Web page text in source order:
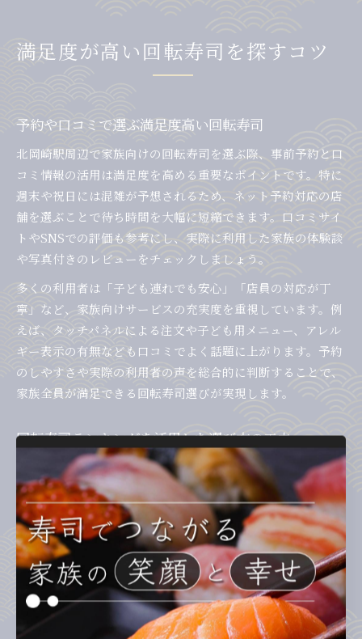
満足度が高い回転寿司を探すコツ
予約や口コミで選ぶ満足度高い回転寿司
北岡崎駅周辺で家族向けの回転寿司を選ぶ際、事前予約と口
コミ情報の活用は満足度を高める重要なポイントです。特に
週末や祝日には混雑が予想されるため、ネット予約対応の店
舗を選ぶことで待ち時間を大幅に短縮できます。口コミサイ
トやSNSでの評価も参考にし、実際に利用した家族の体験談
や写真付きのレビューをチェックしましょう。
多くの利用者は「子ども連れでも安心」「店員の対応が丁
寧」など、家族向けサービスの充実度を重視しています。例
えば、タッチパネルによる注文や子ども用メニュー、アレル
ギー表示の有無なども口コミでよく話題に上がります。予約
のしやすさや実際の利用者の声を総合的に判断することで、
家族全員が満足できる回転寿司選びが実現します。
回転寿司ランキングを活用した選び方の工夫
回転寿司ランキングは、北岡崎駅周辺の人気店を効率よく比
較するのに役立ちます。ランキングでは「ネタの新鮮さ」
「コストパフォーマンス」「店内の快適さ」など、家族連れ
にとって重要な評価ポイントが明確に示されています。特に
「岡崎市 回転寿司 ランキング」や「くら寿司 北岡崎店 メニ
ュー」などの検索ワードを活用し、最新情報をチェックする
と良いでしょう。
ランキング上位店は混雑しやすいため、事前予約やピークタ